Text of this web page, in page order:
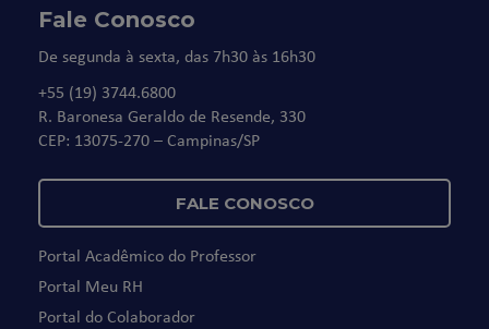
Fale Conosco
De segunda à sexta, das 7h30 às 16h30
+55 (19) 3744.6800
R. Baronesa Geraldo de Resende, 330
CEP: 13075-270 – Campinas/SP
FALE CONOSCO
Portal Acadêmico do Professor
Portal Meu RH
Portal do Colaborador